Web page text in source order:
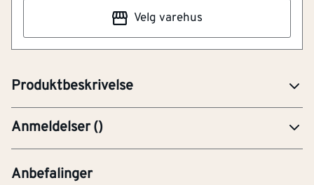
Velg varehus
Produktbeskrivelse
anbefales å unngå sterke rengjøringsmidler for å
bevare overflatene og detaljene over tid. Deler av
teksten er KI-generert. Feil kan forekomme
Anmeldelser()
Anbefalinger